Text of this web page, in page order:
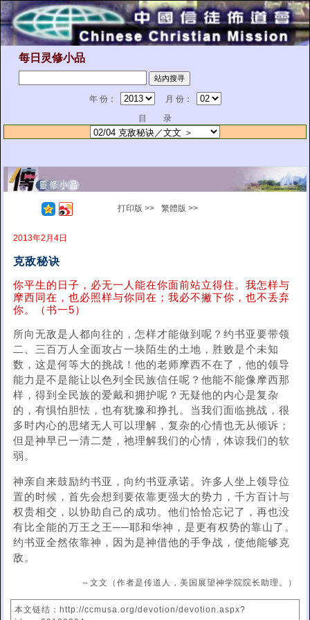
每日灵修小品
年 份：
月 份：
目 录
打印版 >> 繁體版 >>
2013年2月4日
克敌秘诀
你平生的日子，必无一人能在你面前站立得住。我怎样与
摩西同在，也必照样与你同在；我必不撇下你，也不丢弃
你。（书一5）
所向无敌是人都向往的，怎样才能做到呢？约书亚要带领
二、三百万人全面攻占一块陌生的土地，胜败是个未知
数，这是何等大的挑战！他的老师摩西不在了，他的领导
能力是不是能让以色列全民族信任呢？他能不能像摩西那
样，得到全民族的爱戴和拥护呢？无疑他的内心是复杂
的，有惧怕胆怯，也有犹豫和挣扎。当我们面临挑战，很
多时内心的思绪无人可以理解，复杂的心情也无从倾诉；
但是神早已一清二楚，祂理解我们的心情，体谅我们的软
弱。
神亲自来鼓励约书亚，向约书亚承诺。许多人坐上领导位
置的时候，首先会想到要依靠更强大的势力，千方百计与
权贵相交，以协助自己的成功。他们恰恰忘记了，再也没
有比全能的万王之王──耶和华神，是更有权势的靠山了。
约书亚全然依靠神，因为是神借他的手争战，使他能够克
敌。
～文文（作者是传道人，美国展望神学院院长助理。）
本文链结：http://ccmusa.org/devotion/devotion.aspx?